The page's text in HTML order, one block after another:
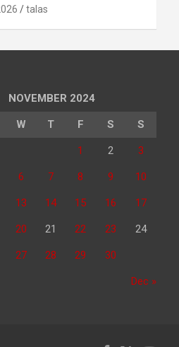
talas
NOVEMBER 2024
W T F S S
1 2 3
6 7 8 9 10
13 14 15 16 17
20 21 22 23 24
27 28 29 30
Dec »